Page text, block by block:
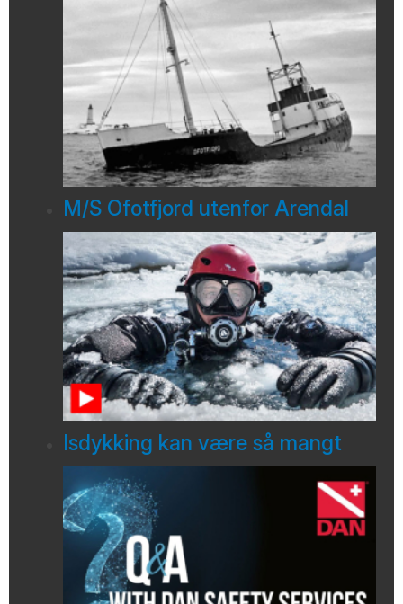
M/S Ofotfjord utenfor Arendal
Isdykking kan være så mangt